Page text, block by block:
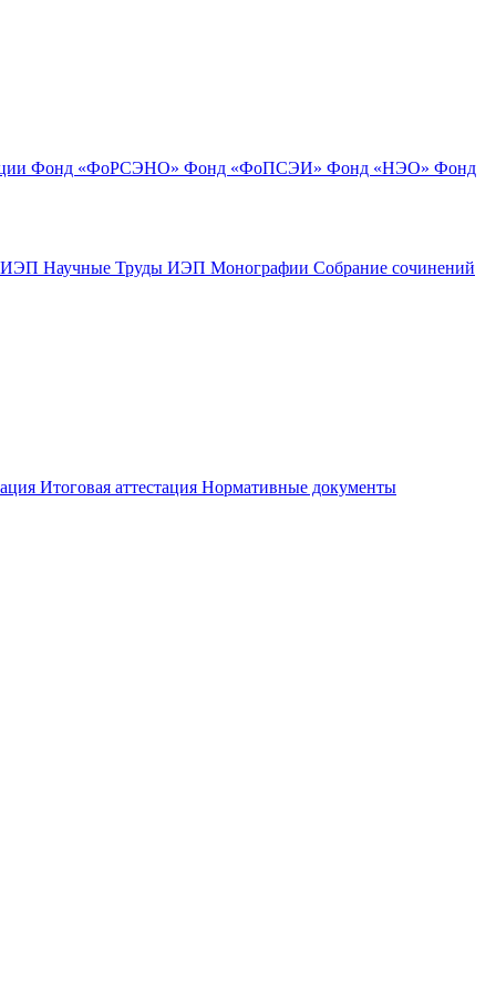
Фонд «ФоРСЭНО» Фонд «ФоПСЭИ» Фонд «НЭО» Фонд
ИЭП Научные Труды ИЭП Монографии Собрание сочинений
Итоговая аттестация Нормативные документы